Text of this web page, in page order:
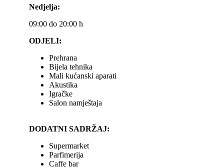
Nedjelja:
09:00 do 20:00 h
ODJELI:
Prehrana
Bijela tehnika
Mali kućanski aparati
Akustika
Igračke
Salon namještaja
DODATNI SADRŽAJ:
Supermarket
Parfimerija
Caffe bar